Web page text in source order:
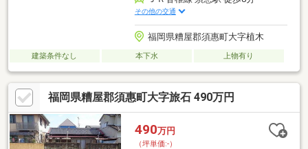
その他の交通
福岡県糟屋郡須惠町大字植木
建築条件なし 本下水 上物有り
福岡県糟屋郡須惠町大字旅石 490万円
490万円
（坪単価:-）